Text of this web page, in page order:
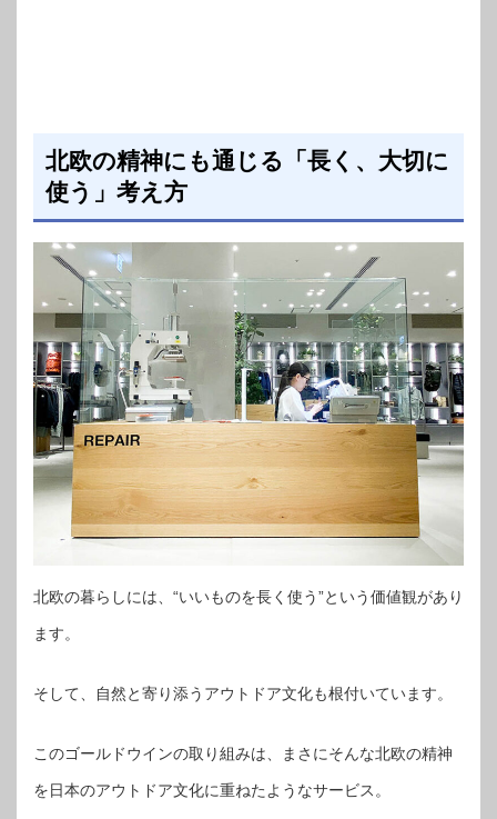
北欧の精神にも通じる「長く、大切に
使う」考え方
北欧の暮らしには、“いいものを長く使う”という価値観があり
ます。
そして、自然と寄り添うアウトドア文化も根付いています。
このゴールドウインの取り組みは、まさにそんな北欧の精神
を日本のアウトドア文化に重ねたようなサービス。